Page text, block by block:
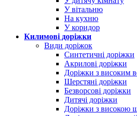
У вітальню
На кухню
У коридор
Килимові доріжки
Види доріжок
Синтетичні доріжки
Акрилові доріжки
Доріжки з високим
Шерстяні доріжки
Безворсові доріжки
Дитячі доріжки
Доріжки з високою